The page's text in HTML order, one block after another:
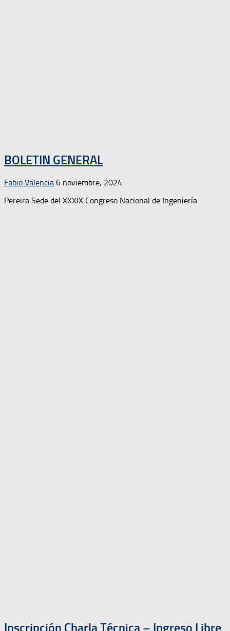
BOLETIN GENERAL
Fabio Valencia 6 noviembre, 2024
Pereira Sede del XXXIX Congreso Nacional de Ingeniería
Inscripción Charla Técnica – Ingreso Libre